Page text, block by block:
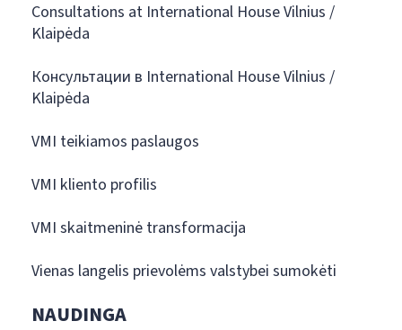
Consultations at International House Vilnius /
Klaipėda
Консультации в International House Vilnius /
Klaipėda
VMI teikiamos paslaugos
VMI kliento profilis
VMI skaitmeninė transformacija
Vienas langelis prievolėms valstybei sumokėti
NAUDINGA